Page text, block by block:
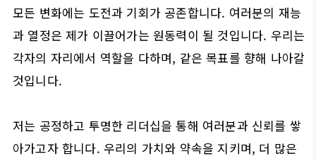
모든 변화에는 도전과 기회가 공존합니다. 여러분의 재능
과 열정은 제가 이끌어가는 원동력이 될 것입니다. 우리는
각자의 자리에서 역할을 다하며, 같은 목표를 향해 나아갈
것입니다.
저는 공정하고 투명한 리더십을 통해 여러분과 신뢰를 쌓
아가고자 합니다. 우리의 가치와 약속을 지키며, 더 많은